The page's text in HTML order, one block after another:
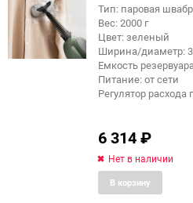
еще 8 фото
Тип: паровая
Вес: 2000 г
Цвет: зеленый
Ширина/диаметр:
Емкость
Питание: от сети
Регулятор расхода
6 314₽
Нет в наличии
В корзину